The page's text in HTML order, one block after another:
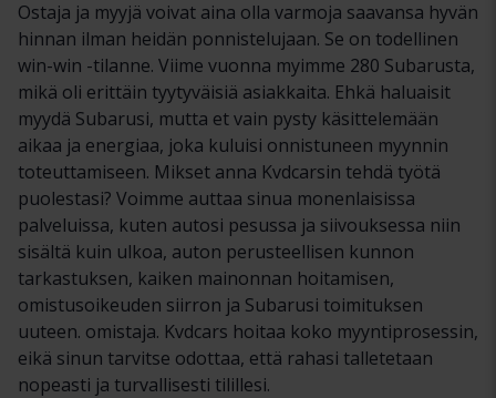
Ostaja ja myyjä voivat aina olla varmoja saavansa hyvän
hinnan ilman heidän ponnistelujaan. Se on todellinen
win-win -tilanne. Viime vuonna myimme 280 Subarusta,
mikä oli erittäin tyytyväisiä asiakkaita. Ehkä haluaisit
myydä Subarusi, mutta et vain pysty käsittelemään
aikaa ja energiaa, joka kuluisi onnistuneen myynnin
toteuttamiseen. Mikset anna Kvdcarsin tehdä työtä
puolestasi? Voimme auttaa sinua monenlaisissa
palveluissa, kuten autosi pesussa ja siivouksessa niin
sisältä kuin ulkoa, auton perusteellisen kunnon
tarkastuksen, kaiken mainonnan hoitamisen,
omistusoikeuden siirron ja Subarusi toimituksen
uuteen. omistaja. Kvdcars hoitaa koko myyntiprosessin,
eikä sinun tarvitse odottaa, että rahasi talletetaan
nopeasti ja turvallisesti tilillesi.